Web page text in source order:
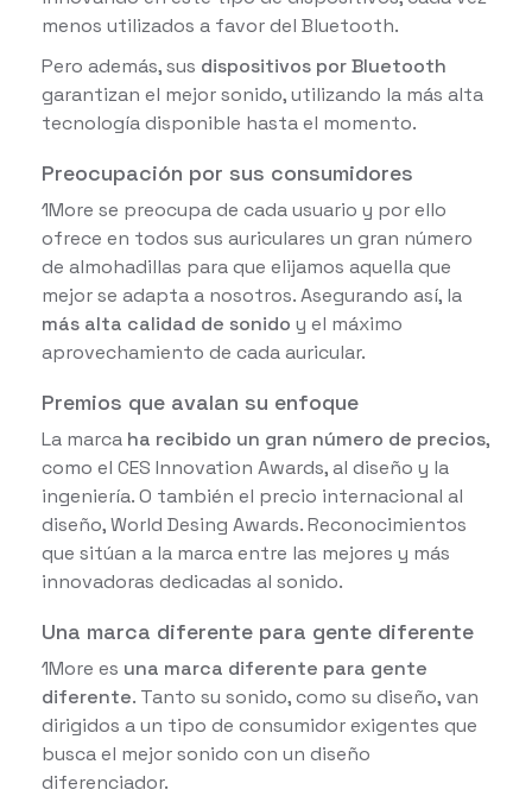
menos utilizados a favor del Bluetooth.
Pero además, sus dispositivos por Bluetooth
garantizan el mejor sonido, utilizando la más alta
tecnología disponible hasta el momento.
Preocupación por sus consumidores
1More se preocupa de cada usuario y por ello
ofrece en todos sus auriculares un gran número
de almohadillas para que elijamos aquella que
mejor se adapta a nosotros. Asegurando así, la
más alta calidad de sonido y el máximo
aprovechamiento de cada auricular.
Premios que avalan su enfoque
La marca ha recibido un gran número de precios,
como el CES Innovation Awards, al diseño y la
ingeniería. O también el precio internacional al
diseño, World Desing Awards. Reconocimientos
que sitúan a la marca entre las mejores y más
innovadoras dedicadas al sonido.
Una marca diferente para gente diferente
1More es una marca diferente para gente
diferente. Tanto su sonido, como su diseño, van
dirigidos a un tipo de consumidor exigentes que
busca el mejor sonido con un diseño
diferenciador.